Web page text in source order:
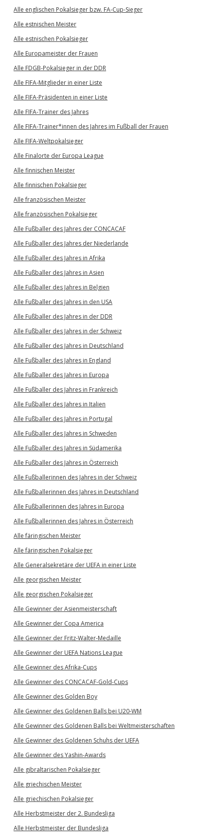
Alle englischen Pokalsieger bzw. FA-Cup-Sieger
Alle estnischen Meister
Alle estnischen Pokalsieger
Alle Europameister der Frauen
Alle FDGB-Pokalsieger in der DDR
Alle FIFA-Mitglieder in einer Liste
Alle FIFA-Präsidenten in einer Liste
Alle FIFA-Trainer des Jahres
Alle FIFA-Trainer*innen des Jahres im Fußball der Frauen
Alle FIFA-Weltpokalsieger
Alle Finalorte der Europa League
Alle finnischen Meister
Alle finnischen Pokalsieger
Alle französischen Meister
Alle französischen Pokalsieger
Alle Fußballer des Jahres der CONCACAF
Alle Fußballer des Jahres der Niederlande
Alle Fußballer des Jahres in Afrika
Alle Fußballer des Jahres in Asien
Alle Fußballer des Jahres in Belgien
Alle Fußballer des Jahres in den USA
Alle Fußballer des Jahres in der DDR
Alle Fußballer des Jahres in der Schweiz
Alle Fußballer des Jahres in Deutschland
Alle Fußballer des Jahres in England
Alle Fußballer des Jahres in Europa
Alle Fußballer des Jahres in Frankreich
Alle Fußballer des Jahres in Italien
Alle Fußballer des Jahres in Portugal
Alle Fußballer des Jahres in Schweden
Alle Fußballer des Jahres in Südamerika
Alle Fußballer des Jahres in Österreich
Alle Fußballerinnen des Jahres in der Schweiz
Alle Fußballerinnen des Jahres in Deutschland
Alle Fußballerinnen des Jahres in Europa
Alle Fußballerinnen des Jahres in Österreich
Alle färingischen Meister
Alle färingischen Pokalsieger
Alle Generalsekretäre der UEFA in einer Liste
Alle georgischen Meister
Alle georgischen Pokalsieger
Alle Gewinner der Asienmeisterschaft
Alle Gewinner der Copa America
Alle Gewinner der Fritz-Walter-Medaille
Alle Gewinner der UEFA Nations League
Alle Gewinner des Afrika-Cups
Alle Gewinner des CONCACAF-Gold-Cups
Alle Gewinner des Golden Boy
Alle Gewinner des Goldenen Balls bei U20-WM
Alle Gewinner des Goldenen Balls bei Weltmeisterschaften
Alle Gewinner des Goldenen Schuhs der UEFA
Alle Gewinner des Yashin-Awards
Alle gibraltarischen Pokalsieger
Alle griechischen Meister
Alle griechischen Pokalsieger
Alle Herbstmeister der 2. Bundesliga
Alle Herbstmeister der Bundesliga